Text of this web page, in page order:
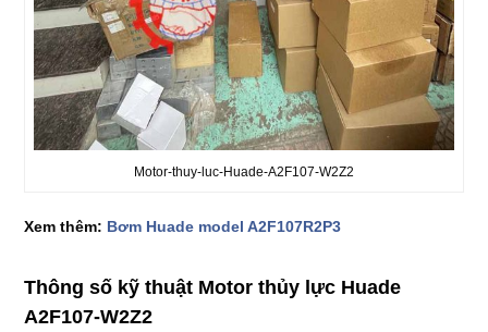
Motor-thuy-luc-Huade-A2F107-W2Z2
Xem thêm: Bơm Huade model A2F107R2P3
Thông số kỹ thuật Motor thủy lực Huade
A2F107-W2Z2